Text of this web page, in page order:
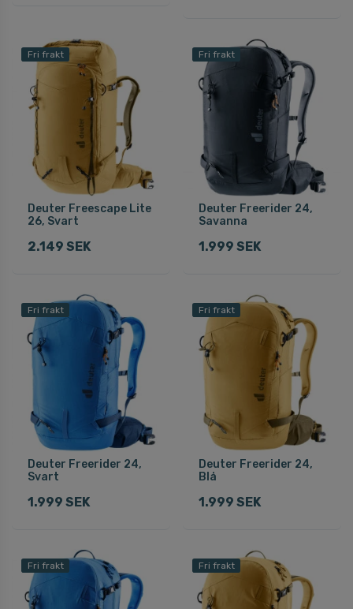
Fri frakt
Deuter Freescape Lite
26, Svart
2.149 SEK
Fri frakt
Deuter Freerider 24,
Savanna
1.999 SEK
Fri frakt
Deuter Freerider 24,
Svart
1.999 SEK
Fri frakt
Deuter Freerider 24,
Blå
1.999 SEK
Fri frakt Fri frakt